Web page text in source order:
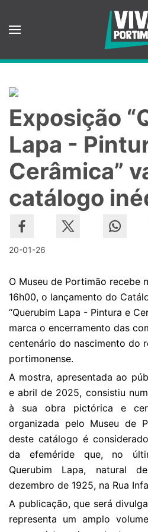
Saltar para o conteúdo
Exposição
Lapa -
Cerâmica”
catálogo
20-01-26
O Museu de Portimão recebe
16h00, o lançamento do
“Querubim Lapa - Pintura e
marca o encerramento das
centenário do nascimento do
portimonense.
A mostra, apresentada ao
e abril de 2025, consistiu
à sua obra pictórica e
organizada pelo Museu de
deste catálogo é
da efeméride que, no
Querubim Lapa, natural
dezembro de 1925, na Rua
A publicação, que será
representa um amplo